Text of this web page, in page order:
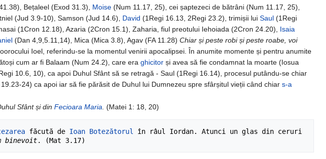
Bețaleel (Exod 31.3), Moise (Num 11.17, 25), cei șaptezeci de bătrâni (Num 11.17, 25),
(Jud 3.9-10), Samson (Jud 14.6), David (1Regi 16.13, 2Regi 23.2), trimișii luiSaul (1Regi
(1Cron 12.18), Azaria (2Cron 15.1), Zaharia, fiul preotului Iehoiada (2Cron 24.20), Isaia
(Dan 4,9,5.11,14), Mica (Mica 3.8), Agav (FA 11.28)Chiar și peste robi și peste roabe, voi
Ioel, referindu-se la momentul venirii apocalipsei. În anumite momente și pentru anumite
cum ar fi Balaam (Num 24.2), care eraghicitor și avea să fie condamnat la moarte (Iosua
10.6, 10), ca apoi Duhul Sfânt să se retragă - Saul (1Regi 16.14), procesul putându-se chiar
24) ca apoi iar să fie părăsit de Duhul lui Dumnezeu spre sfârșitul vieții când chiars-a
Sfânt și dinFecioara Maria. (Matei 1: 18, 20)
făcută de Ioan Botezătorul în râul Iordan. Atunci un glas din ceruri
binevoit